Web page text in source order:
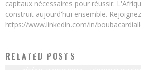
capitaux nécessaires pour réussir.
construit aujourd'hui ensemble.
https://www.linkedin.com/in/
RELATED POSTS
SÉNÉGAL TIC CONCOURS 55H : ECO-N’HOMME